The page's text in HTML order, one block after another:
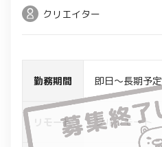
クリエイター
勤務期間 即日～長期予定
リモート フルリモート